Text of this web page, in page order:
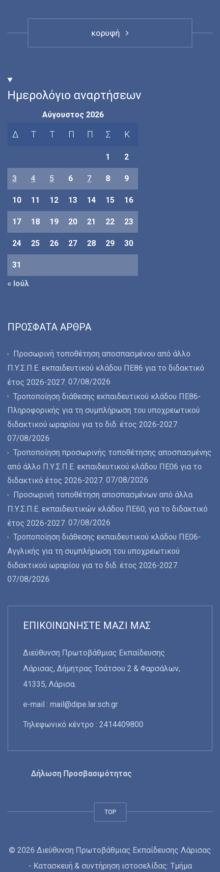
κορυφή
Ημερολόγιο αναρτήσεων
Αύγουστος 2026
Δ Τ Τ Π Π Σ Κ
1 2
3 4 5 6 7 8 9
10 11 12 13 14 15 16
17 18 19 20 21 22 23
24 25 26 27 28 29 30
31
« Ιούλ
ΠΡΌΣΦΑΤΑ ΆΡΘΡΑ
Προσωρινή τοποθέτηση αποσπασμένου από άλλο
Π.Υ.Σ.Π.Ε. εκπαιδευτικού κλάδου ΠΕ86 για το διδακτικό
έτος 2026-2027. 07/08/2026
Τροποποίηση διάθεσης εκπαιδευτικού κλάδου ΠΕ86-
Πληροφορικής για τη συμπλήρωση του υποχρεωτικού
διδακτικού ωραρίου για το διδ. έτος 2026-2027.
07/08/2026
Τροποποίηση προσωρινής τοποθέτησης αποσπασμένης
από άλλο Π.Υ.Σ.Π.Ε. εκπαιδευτικού κλάδου ΠΕ06 για το
διδακτικό έτος 2026-2027. 07/08/2026
Προσωρινή τοποθέτηση αποσπασμένων από άλλα
Π.Υ.Σ.Π.Ε. εκπαιδευτικών κλάδου ΠΕ60, για το διδακτικό
έτος 2026-2027. 07/08/2026
Τροποποίηση διάθεσης εκπαιδευτικού κλάδου ΠΕ06-
Αγγλικής για τη συμπλήρωση του υποχρεωτικού
διδακτικού ωραρίου για το διδ. έτος 2026-2027.
07/08/2026
ΕΠΙΚΟΙΝΩΝΉΣΤΕ ΜΑΖΊ ΜΑΣ
Διεύθυνση Πρωτοβάθμιας Εκπαίδευσης
Λάρισας, Δήμητρας Τσάτσου 2 & Φαρσάλων,
41335, Λάρισα.
e-mail : mail@dipe.lar.sch.gr
Τηλεφωνικό κέντρο : 2414409800
Δήλωση Προσβασιμότητας
TOP
© 2026 Διεύθυνση Πρωτοβάθμιας Εκπαίδευσης Λάρισας
- Κατασκευή & συντήρηση ιστοσελίδας: Τμήμα